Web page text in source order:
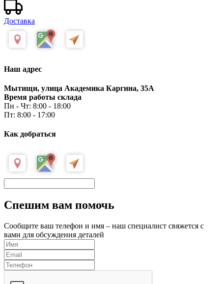
Доставка
Наш адрес
Мытищи, улица Академика Каргина, 35А
Время работы склада
Пн - Чт: 8:00 - 18:00
Пт: 8:00 - 17:00
Как добраться
Спешим вам помочь
Сообщите ваш телефон и имя – наш специалист свяжется с
вами для обсуждения деталей